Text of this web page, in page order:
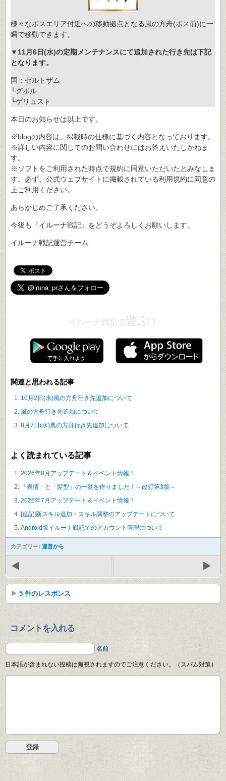
様々なボスエリア付近への移動拠点となる風の方舟(ボス前)に一
瞬で移動できます。
▼11月6日(水)の定期メンテナンスにて追加された行き先は下記
となります。
国：ゼルトザム
└グボル
└ゲリュスト
本日のお知らせは以上です。
※blogの内容は、掲載時の仕様に基づく内容となっております。
※詳しい内容に関してのお問い合わせにはお答えいたしかねま
す。
※ソフトをご利用された時点で規約に同意いただいたとみなしま
す。必ず、公式ウェブサイトに掲載されている利用規約に同意の
上ご利用ください。
あらかじめご了承ください。
今後も『イルーナ戦記』をどうぞよろしくお願いします。
イルーナ戦記運営チーム
関連と思われる記事
10月2日(水)風の方舟行き先追加について
風の方舟行き先追加について
8月7日(水)風の方舟行き先追加について
よく読まれている記事
2026年8月アップデート＆イベント情報！
「表情」と「髪型」の一覧を作りました！～改訂第3版～
2026年7月アップデート＆イベント情報！
[追記]新スキル追加・スキル調整のアップデートについて
Android版イルーナ戦記でのアカウント管理について
カテゴリー: 運営から
5 件のレスポンス
コメントを入れる
名前
日本語が含まれない投稿は無視されますのでご注意ください。（スパム対策）